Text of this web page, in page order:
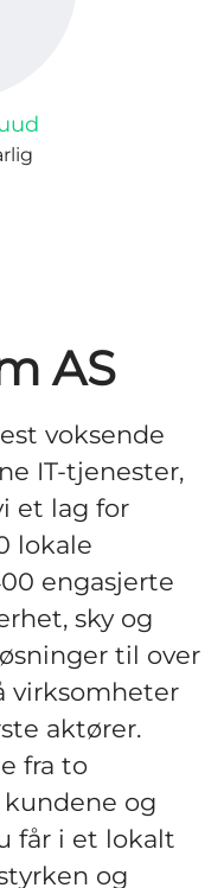
AS
voksende
IT-tjenester,
et lag for
lokale
engasjerte
sky og
til over
virksomheter
aktører.
fra to
og
får i et lokalt
og